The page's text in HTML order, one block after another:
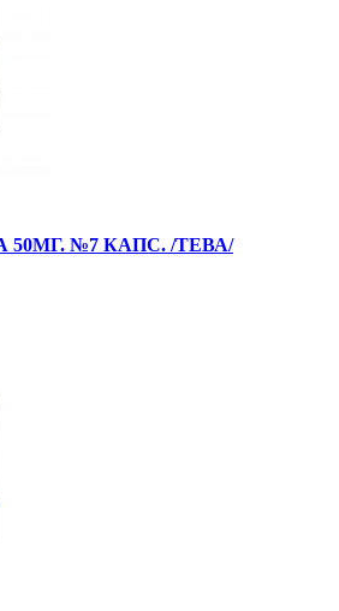
№7 КАПС. /ТЕВА/